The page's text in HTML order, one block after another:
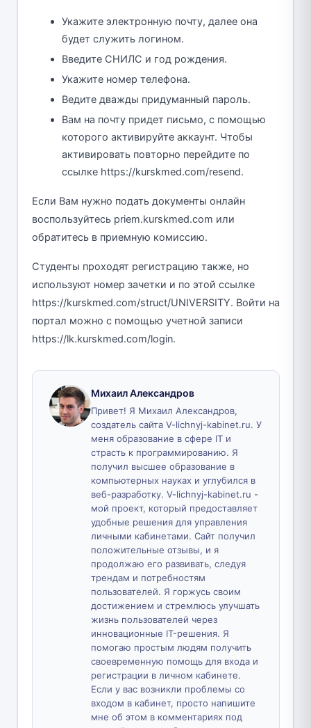
Укажите электронную почту, далее она
будет служить логином.
Введите СНИЛС и год рождения.
Укажите номер телефона.
Ведите дважды придуманный пароль.
Вам на почту придет письмо, с помощью
которого активируйте аккаунт. Чтобы
активировать повторно перейдите по
ссылке https://kurskmed.com/resend.
Если Вам нужно подать документы онлайн
воспользуйтесь priem.kurskmed.com или
обратитесь в приемную комиссию.
Студенты проходят регистрацию также, но
используют номер зачетки и по этой ссылке
https://kurskmed.com/struct/UNIVERSITY. Войти на
портал можно с помощью учетной записи
https://lk.kurskmed.com/login.
Михаил Александров
Привет! Я Михаил Александров,
создатель сайта V-lichnyj-kabinet.ru. У
меня образование в сфере IT и
страсть к программированию. Я
получил высшее образование в
компьютерных науках и углубился в
веб-разработку. V-lichnyj-kabinet.ru -
мой проект, который предоставляет
удобные решения для управления
личными кабинетами. Сайт получил
положительные отзывы, и я
продолжаю его развивать, следуя
трендам и потребностям
пользователей. Я горжусь своим
достижением и стремлюсь улучшать
жизнь пользователей через
инновационные IT-решения. Я
помогаю простым людям получить
своевременную помощь для входа и
регистрации в личном кабинете.
Если у вас возникли проблемы со
входом в кабинет, просто напишите
мне об этом в комментариях под